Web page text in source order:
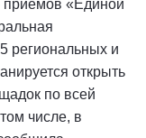
приемов «Единой
региональных и
открыть
по всей
числе, в